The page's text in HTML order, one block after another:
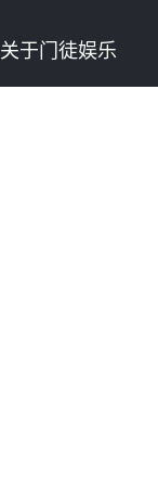
关于门徒娱乐